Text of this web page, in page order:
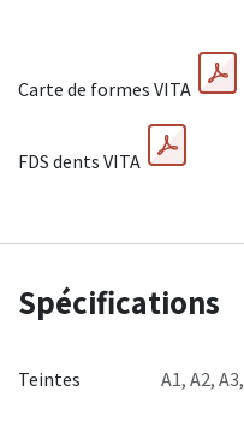
Carte de formes VITA
FDS dents VITA
Spécifications
Teintes A1, A2, A3,